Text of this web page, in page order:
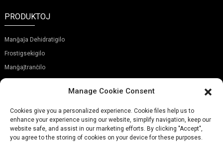
PRODUKTOJ
Manĝaĵa Dehidratigilo
Frostigsekigilo
Manĝaĵtranĉilo
ABONU NIAN NOVAĴLETERONManage Cookie Consent
Cookies give you a personalized experience. Cookie files help us to
enhance your experience using our website, simplify navigation, keep our
website safe, and assist in our marketing efforts. By clicking "Accept",
you agree to the storing of cookies on your device for these purposes.